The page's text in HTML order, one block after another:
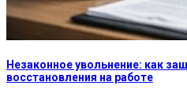
Незаконное увольнение: как
восстановления на работе